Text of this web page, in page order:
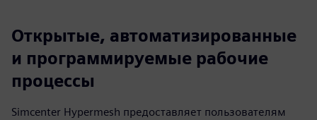
Открытые, автоматизированные
и программируемые рабочие
процессы
Simcenter Hypermesh предоставляет пользователям